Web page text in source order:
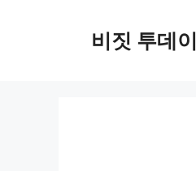
비짓 투데이